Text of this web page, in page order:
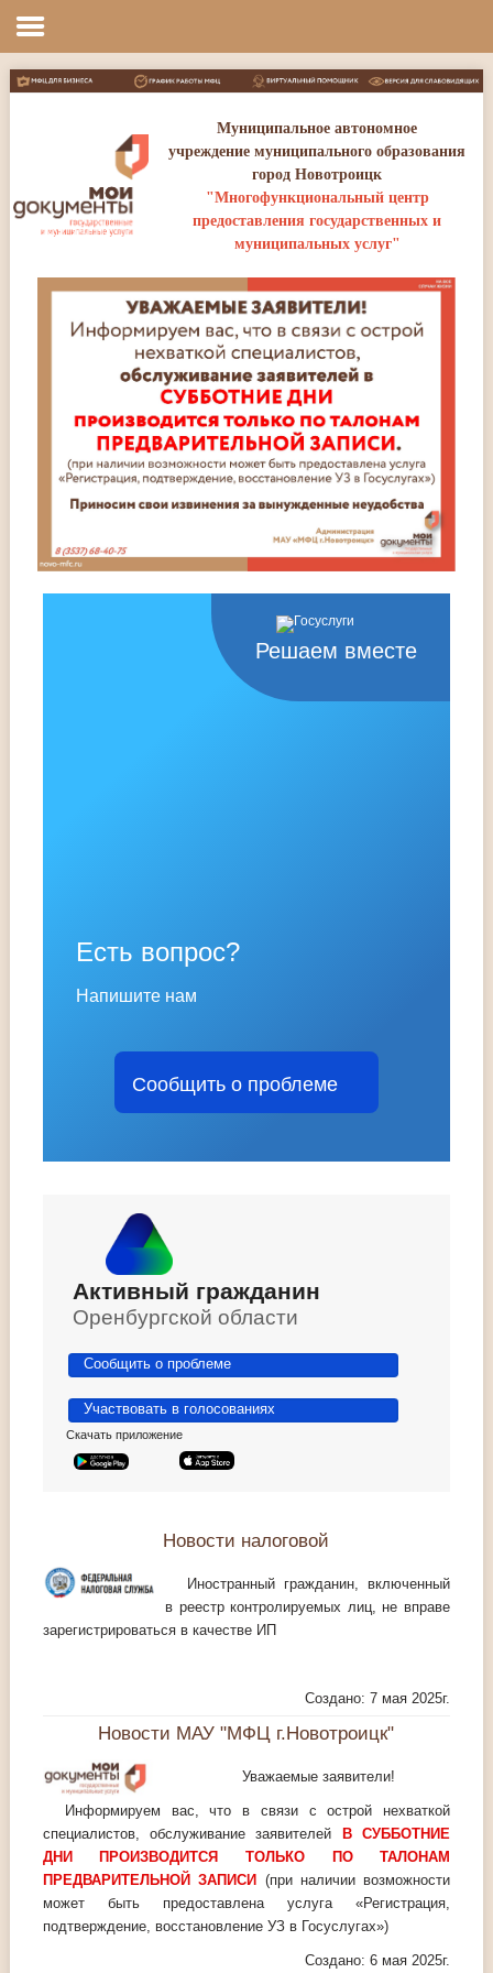
Главная
Муниципальное автономное
учреждение муниципального образования
город Новотроицк
"Многофункциональный центр
предоставления государственных и
муниципальных услуг"
Решаем вместе
Есть вопрос?
Напишите нам
Сообщить о проблеме
Активный гражданин
Оренбургской области
Сообщить о проблеме
Участвовать в голосованиях
Скачать приложение
Новости налоговой
Иностранный гражданин, включенный
в реестр контролируемых лиц, не вправе
зарегистрироваться в качестве ИП
Создано: 7 мая 2025г.
Новости МАУ "МФЦ г.Новотроицк"
Уважаемые заявители!
Информируем вас, что в связи с острой нехваткой
специалистов, обслуживание заявителей
В СУББОТНИЕ
ДНИ ПРОИЗВОДИТСЯ ТОЛЬКО ПО ТАЛОНАМ
ПРЕДВАРИТЕЛЬНОЙ ЗАПИСИ
(при наличии возможности
может быть предоставлена услуга «Регистрация,
подтверждение, восстановление УЗ в Госуслугах»)
Создано: 6 мая 2025г.